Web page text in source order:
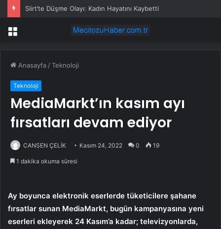
Siirt’te Düşme Olayı: Kadın Hayatını Kaybetti
Menü
Anasayfa /Teknoloji
Teknoloji
MediaMarkt’ın kasım ayı
fırsatları devam ediyor
CANSEN ÇELİK Kasım 24, 2022 0 19
1 dakika okuma süresi
Ay boyunca elektronik eserlerde tüketicilere şahane
fırsatlar sunan MediaMarkt, bugün kampanyasına yeni
eserleri ekleyerek 24 Kasım’a kadar; televizyonlarda,